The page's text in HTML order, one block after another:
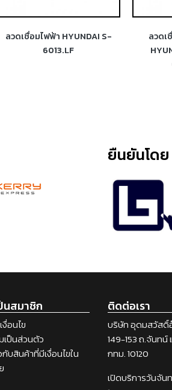
ลวดเชื่อมไฟฟ้า HYUNDAI S-
6013.LF
ลวดเ
ยืนยันโดย
นสมาชิก
อนไข
เป็นส่วนตัว
บสินค้าที่มีเงื่อนไขใน
ติดต่อเรา
บริษัท อุดมสวัสดิ์
149-153 ถ.จันท
กทม. 10120
เปิดบริการวันจัน